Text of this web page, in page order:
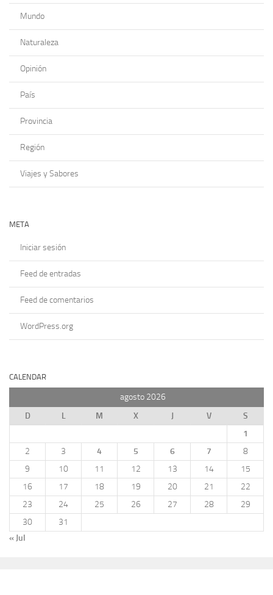
Mundo
Naturaleza
Opinión
País
Provincia
Región
Viajes y Sabores
META
Iniciar sesión
Feed de entradas
Feed de comentarios
WordPress.org
CALENDAR
agosto 2026
D
L M X J V
S
1
2
3 4 5 6 7
8
9
10 11 12 13 14
15
16
17 18 19 20 21
22
23
24 25 26 27 28
29
30
31
« Jul